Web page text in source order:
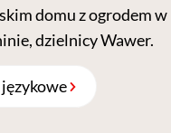
domu z ogrodem w
dzielnicy Wawer.